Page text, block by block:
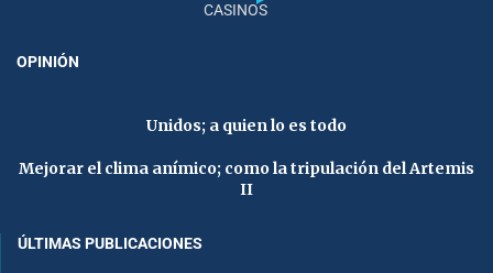
CASINOS
OPINIÓN
Unidos; a quien lo es todo
Mejorar el clima anímico; como la tripulación del Artemis
II
ÚLTIMAS PUBLICACIONES